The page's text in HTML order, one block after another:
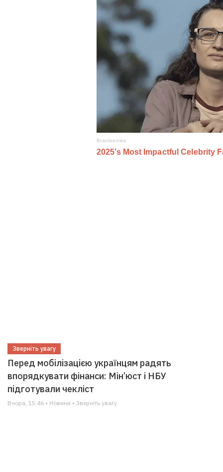
Зверніть увагу
Перед мобілізацією українцям радять
впорядкувати фінанси: Мін’юст і НБУ
підготували чекліст
Вчора, 15:46 • Новини • Зверніть увагу